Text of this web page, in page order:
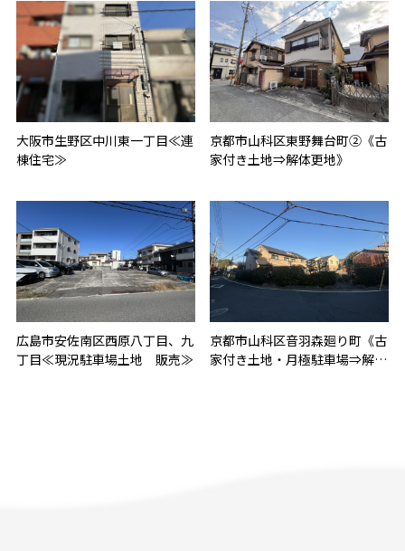
大阪市生野区中川東一丁目≪連
棟住宅≫
京都市山科区東野舞台町②《古
家付き土地⇒解体更地》
広島市安佐南区西原八丁目、九
丁目≪現況駐車場土地 販売≫
京都市山科区音羽森廻り町《古
家付き土地・月極駐車場⇒解体